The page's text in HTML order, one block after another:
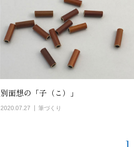
別面想の「子（こ）」
2020.07.27 筆づくり